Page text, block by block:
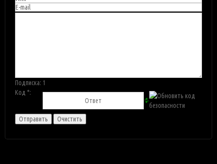
Подписка: 1
Код *: